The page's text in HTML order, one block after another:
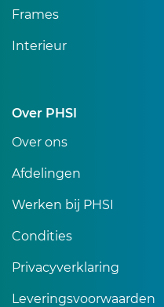
Frames
Interieur
Over PHSI
Over ons
Afdelingen
Werken bij PHSI
Condities
Privacyverklaring
Leveringsvoorwaarden